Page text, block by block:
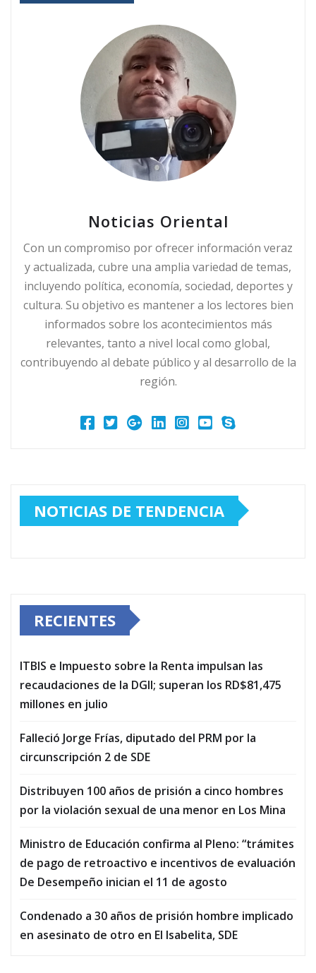
Noticias Oriental
Con un compromiso por ofrecer información veraz
y actualizada, cubre una amplia variedad de temas,
incluyendo política, economía, sociedad, deportes y
cultura. Su objetivo es mantener a los lectores bien
informados sobre los acontecimientos más
relevantes, tanto a nivel local como global,
contribuyendo al debate público y al desarrollo de la
región.
NOTICIAS DE TENDENCIA
RECIENTES
ITBIS e Impuesto sobre la Renta impulsan las
recaudaciones de la DGII; superan los RD$81,475
millones en julio
Falleció Jorge Frías, diputado del PRM por la
circunscripción 2 de SDE
Distribuyen 100 años de prisión a cinco hombres
por la violación sexual de una menor en Los Mina
Ministro de Educación confirma al Pleno: “trámites
de pago de retroactivo e incentivos de evaluación
De Desempeño inician el 11 de agosto
Condenado a 30 años de prisión hombre implicado
en asesinato de otro en El Isabelita, SDE